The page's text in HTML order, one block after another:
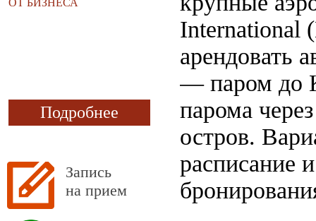
ОТ БИЗНЕСА
Подробнее
Запись
на прием
International
арендовать
— паром до
парома
остров.
расписание